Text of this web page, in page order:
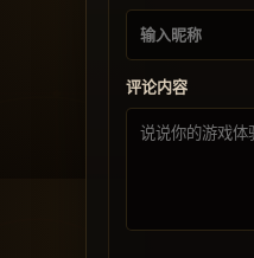
评论内容